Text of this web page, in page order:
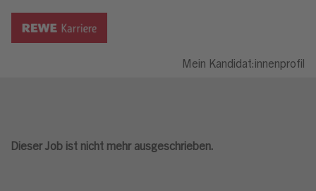
Mein Kandidat:innenprofil
Dieser Job ist nicht mehr ausgeschrieben.